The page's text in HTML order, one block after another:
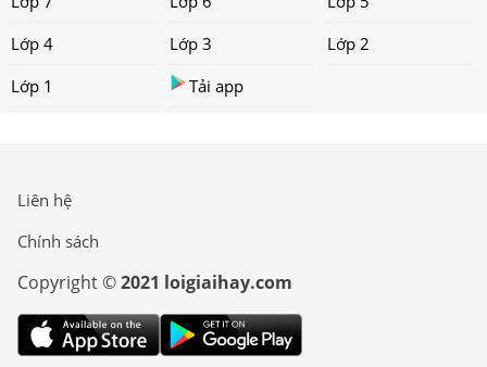
Lớp 4
Lớp 3
Lớp 2
Lớp 1
Tải app
Liên hệ
Chính sách
Copyright ©2021 loigiaihay.com